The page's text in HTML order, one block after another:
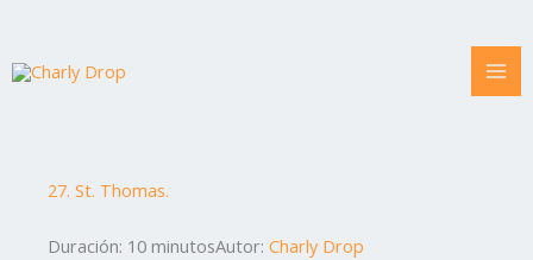
contenido
27. St. Thomas.
Duración: 10 minutosAutor: Charly Drop